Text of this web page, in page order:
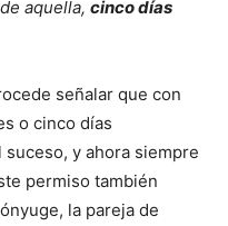
aquella, cinco días
señalar que con
o cinco días
y ahora siempre
permiso también
la pareja de